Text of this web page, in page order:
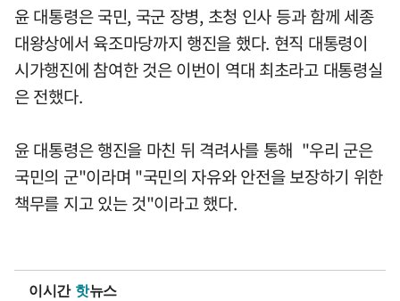
윤 대통령은 국민, 국군 장병, 초청 인사 등과 함께 세종
대왕상에서 육조마당까지 행진을 했다. 현직 대통령이
시가행진에 참여한 것은 이번이 역대 최초라고 대통령실
은 전했다.
윤 대통령은 행진을 마친 뒤 격려사를 통해 "우리 군은
국민의 군"이라며 "국민의 자유와 안전을 보장하기 위한
책무를 지고 있는 것"이라고 했다.
이시간 핫뉴스